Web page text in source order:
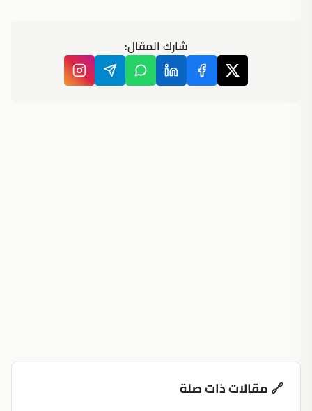
شارك المقال:
🔗 مقالات ذات صلة